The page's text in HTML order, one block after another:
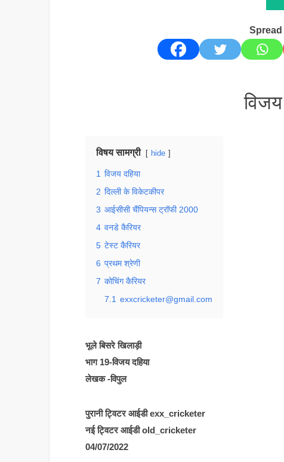
विजय
विषय सामग्री hide
1 विजय दहिया
2 दिल्ली के विकेटकीपर
3 आईसीसी चैंपियन्स ट्रॉफी 2000
4 वनडे कैरियर
5 टेस्ट कैरियर
6 प्रथम श्रेणी
7 कोचिंग कैरियर
7.1 exxcricketer@gmail.com
भूले बिसरे खिलाड़ी
भाग 19-विजय दहिया
लेखक -विपुल
पुरानी ट्विटर आईडी exx_cricketer
नई ट्विटर आईडी old_cricketer
04/07/2022